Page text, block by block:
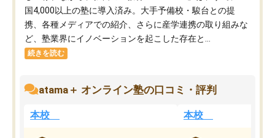
国4,000以上の塾に導入済み。大手予備校・駿台との提
携、各種メディアでの紹介、さらに産学連携の取り組みな
ど、塾業界にイノベーションを起こした存在と...
続きを読む
atama＋ オンライン塾の口コミ・評判
本校 本校